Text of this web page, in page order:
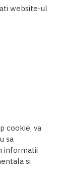
website-ul
cookie, va
sa
informatii
si